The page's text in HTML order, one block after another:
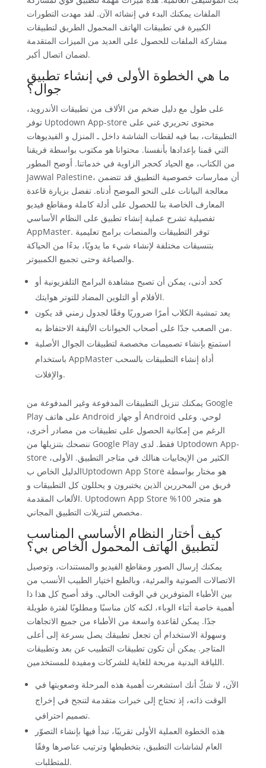
الملفات يمكنك البدء في إنشائه الآن. لقد مهدت التطورات
الكبيرة في تطبيقات الهاتف المحمول الطريق لتطبيقات
مشاركة الملفات للحصول على العديد من الميزات المتقدمة
لضمان اتصال أكبر.
ما هي الخطوة الأولى في إنشاء تطبيق
جوال؟
على طول مع دليل ضخم من الألاف من تطبيقات الأندرويد،
توفر Uptodown App-store محتوى تحريري غني على
التطبيقات، بما فيه لقطات الشاشة داخل ـ المنزل و الفيديوهات
التي قمنا بإعدادها بأنفسنا. محتوانا هو مكتوب بواسطة فريقنا
من الكتاب، مع الحياد كحجر الزاوية في خدماتنا. أوضح المطور
Jawwal Palestine، أن ممارسات خصوصية التطبيق قد تتضمن
معالجة البيانات على النحو الموضح أدناه. تفضل بزيارة قاعدة
المعارف الخاصة بنا للحصول على أدلة كاملة ومقاطع فيديو
تفصيلية تشرح عملية إنشاء تطبيق على النظام الأساسي
AppMaster. توفر التطبيقات والمنصات برامج تعليمية
بتنسيقات مختلفة لإنشاء شيء ما يدويًا، بدءًا من الحياكة
والصباغة وحتى تجميع الكمبيوتر.
كحد أدنى، يمكن أن تصبح مشاهدة البرامج التلفزيونية أو
الأفلام أو التلوين المضاد للتوتر هوايتك.
يعد تمشية الكلاب أمرًا ضروريًا وفقًا لجدول زمني قد يكون
من الصعب جدًا على أصحاب الحيوانات الأليفة الاحتفاظ به.
استمتع بإنشاء تصميمات مخصصة لتطبيقات الجوال الأصلية
باستخدام AppMaster أداة إنشاء التطبيقات بالسحب
والإفلات.
يمكنك تنزيل التطبيقات المدفوعة وغير المدفوعة من Google
Play على هاتف Android أو جهاز Android لوحي. وعلى
الرغم من إمكانية الحصول على تطبيقات من مصادر أخرى،
ننصحك بتنزيلها من Google Play فقط. لدى Uptodown App-
store الكثير من الإيجابيات هنالك في متاجر التطبيق. الأولى،
الدليل الخاص بUptodown App Store هو مختار بواسطة
فريق من المحررين الذين يختبرون و يحللون كل التطبيقات و
الألعاب المقدمة. Uptodown App Store هو متجر 100%
مخصص لتنزيلات التطبيق المجاني.
كيف أختار النظام الأساسي المناسب
لتطبيق الهاتف المحمول الخاص بي؟
يمكنك إرسال الصور ومقاطع الفيديو والمستندات، وتوصيل
الاتصالات الصوتية والمرئية، وبالطبع اختيار الطبيب الأنسب من
بين الأطباء المتوفرين في الوقت الحالي. وقد أصبح كل هذا ذا
أهمية خاصة أثناء الوباء، لكنه كان مناسبًا ومطلوبًا لفترة طويلة
جدًا. يمكن لقاعدة واسعة من الأطباء من جميع الاتجاهات
وسهولة الاستخدام أن تجعل تطبيقك يصل بسرعة إلى أعلى
المتاجر. يمكن أن تكون تطبيقات التطبيب عن بعد وتطبيقات
اللياقة البدنية مربحة للغاية للشركات ومفيدة للمستخدمين.
الآن، لا شكّ أنك استشعرت أهمية هذه المرحلة وصعوبتها في
الوقت ذاته، إذ تحتاج إلى خبرات متقدمة لتنجح في إخراج
تصميم احترافي.
هذه الخطوة العملية الأولى تقريبًا، تبدأ فيها بإنشاء التصوّر
العام لشاشات التطبيق، بتخطيطها وترتيب عناصرها وفقًا
للمتطلبات.